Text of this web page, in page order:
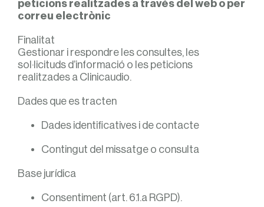
peticions realitzades a través del web o per
correu electrònic
Finalitat
Gestionar i respondre les consultes, les
sol·licituds d’informació o les peticions
realitzades a Clinicaudio.
Dades que es tracten
Dades identificatives i de contacte
Contingut del missatge o consulta
Base jurídica
Consentiment (art. 6.1.a RGPD).